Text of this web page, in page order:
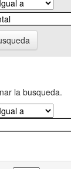
la busqueda.